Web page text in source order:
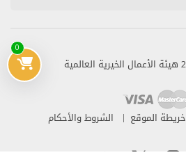
0
خريطة الموقع الشروط والأحكام